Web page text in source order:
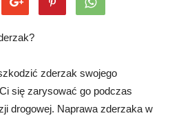
zderzak swojego
się zarysować go podczas
drogowej. Naprawa zderzaka w